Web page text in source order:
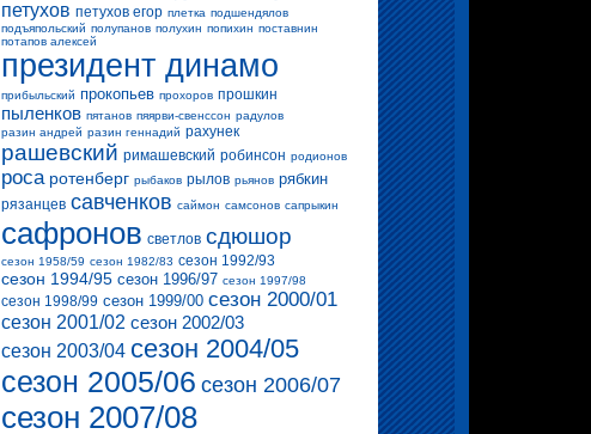
петухов петухов егор плетка подшендялов
подъяпольский полупанов полухин попихин поставнин
потапов алексей
президент динамо
прибыльский прокопьев прохоров прошкин
пыленков пятанов пяярви-свенссон радулов
разин андрей разин геннадий рахунек
рашевский римашевский робинсон родионов
роса ротенберг рыбаков рылов рьянов рябкин
рязанцев савченков саймон самсонов сапрыкин
сафронов светлов сдюшор
сезон 1958/59 сезон 1982/83 сезон 1992/93
сезон 1994/95 сезон 1996/97 сезон 1997/98
сезон 1998/99 сезон 1999/00 сезон 2000/01
сезон 2001/02 сезон 2002/03
сезон 2003/04 сезон 2004/05
сезон 2005/06 сезон 2006/07
сезон 2007/08